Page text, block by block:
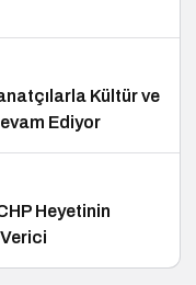
Kültür ve
Ediyor
Heyetinin